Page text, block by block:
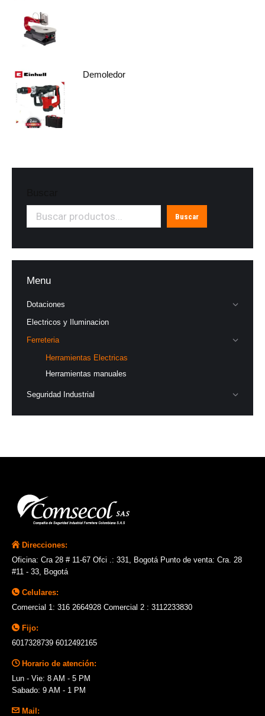
Demoledor
Buscar
Menu
Dotaciones
Electricos y Iluminacion
Ferreteria
Herramientas Electricas
Herramientas manuales
Seguridad Industrial
Direcciones:
Oficina: Cra 28 # 11-67 Ofci .: 331, Bogotá Punto de venta: Cra. 28
#11 - 33, Bogotá
Celulares:
Comercial 1: 316 2664928 Comercial 2 : 3112233830
Fijo:
6017328739 6012492165
Horario de atención:
Lun - Vie: 8 AM - 5 PM
Sabado: 9 AM - 1 PM
Mail: